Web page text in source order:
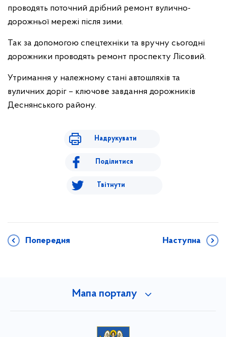
проводять поточний дрібний ремонт вулично-
дорожньої мережі після зими.
Так за допомогою спецтехніки та вручну сьогодні
дорожники проводять ремонт проспекту Лісовий.
Утримання у належному стані автошляхів та
вуличних доріг – ключове завдання дорожників
Деснянського району.
Надрукувати
Поділитися
Твітнути
Попередня Наступна
Мапа порталу